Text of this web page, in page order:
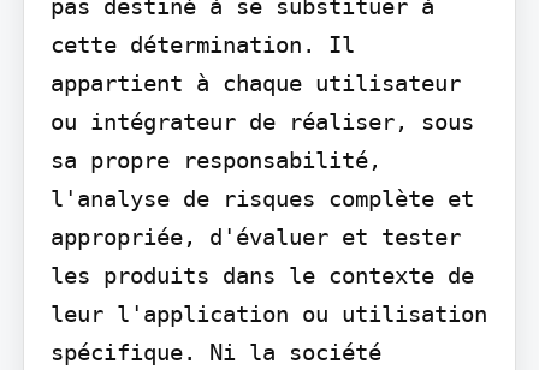
pas destiné à se substituer à
cette détermination. Il
appartient à chaque utilisateur
ou intégrateur de réaliser, sous
sa propre responsabilité,
l'analyse de risques complète et
appropriée, d'évaluer et tester
les produits dans le contexte de
leur l'application ou utilisation
spécifique. Ni la société